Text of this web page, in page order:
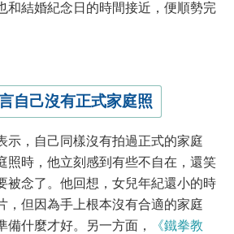
和結婚紀念日的時間接近，便順勢完
自己沒有正式家庭照
示，自己同樣沒有拍過正式的家庭
照時，他立刻感到有些不自在，還笑
被念了。他回想，女兒年紀還小的時
，但因為手上根本沒有合適的家庭
備什麼才好。另一方面，
《鐵拳教